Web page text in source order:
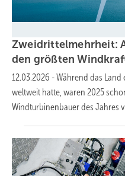
Zweidrittelmehrheit:
den größten
12.03.2026 -Während das Land
weltweit hatte, waren 2025
Windturbinenbauer des Jahres